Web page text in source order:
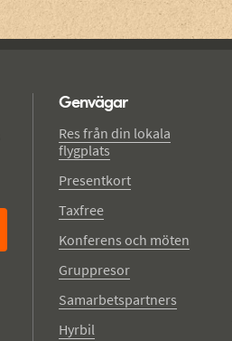
Genvägar
Res från din lokala
flygplats
Presentkort
Taxfree
Konferens och möten
Gruppresor
Samarbetspartners
Hyrbil